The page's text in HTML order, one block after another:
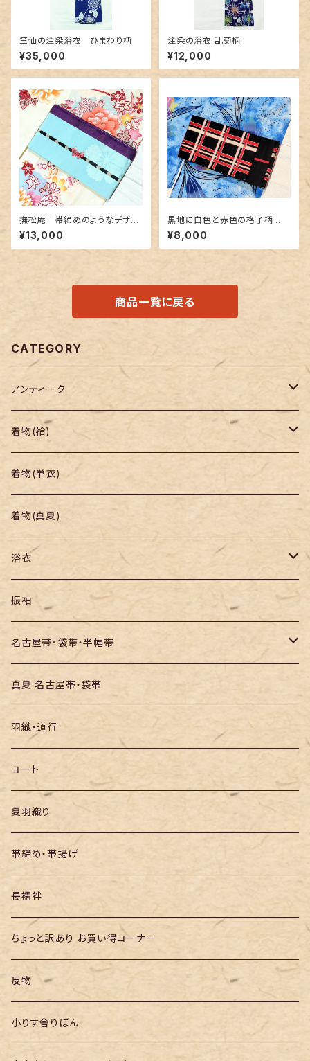
竺仙の注染浴衣 ひまわり柄
¥35,000
注染の浴衣 乱菊柄
¥12,000
撫松庵 帯締めのようなデザイ
ン半幅帯 水色&紫色
¥13,000
黒地に白色と赤色の格子柄 博
多織りの半幅帯
¥8,000
商品一覧に戻る
CATEGORY
アンティーク
着物
帯
羽織り・道行
着物(袷)
小紋
色無地・江戸小紋
紬
訪問着・付下
お召し
着物(単衣)
着物(真夏)
浴衣
セオα・ポリ
木綿・綿麻
絞りの浴衣
振袖
名古屋帯・袋帯・半幅帯
名古屋帯
袋帯
半幅帯
真夏 名古屋帯・袋帯
羽織・道行
コート
夏羽織り
帯締め・帯揚げ
長襦袢
ちょっと訳あり お買い得コーナー
反物
小りす舎りぼん